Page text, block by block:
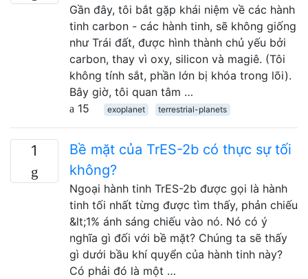
Gần đây, tôi bắt gặp khái niệm về các hành
tinh carbon - các hành tinh, sẽ không giống
như Trái đất, được hình thành chủ yếu bởi
carbon, thay vì oxy, silicon và magiê. (Tôi
không tính sắt, phần lớn bị khóa trong lõi).
Bây giờ, tôi quan tâm …
15
exoplanet terrestrial-planets
1
Bề mặt của TrES-2b có thực sự tối
không?
Ngoại hành tinh TrES-2b được gọi là hành
tinh tối nhất từng được tìm thấy, phản chiếu
&lt;1% ánh sáng chiếu vào nó. Nó có ý
nghĩa gì đối với bề mặt? Chúng ta sẽ thấy
gì dưới bầu khí quyển của hành tinh này?
Có phải đó là một …